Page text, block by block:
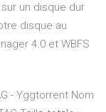
un disque dur
disque au
4.0 et WBFS
- Yggtorrent Nom